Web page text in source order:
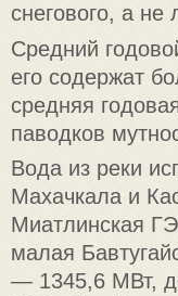
снегового, а не
Средний
его содержат
средняя
паводков
Вода из реки
Махачкала и
Миатлинская
малая
— 1345,6 МВт,